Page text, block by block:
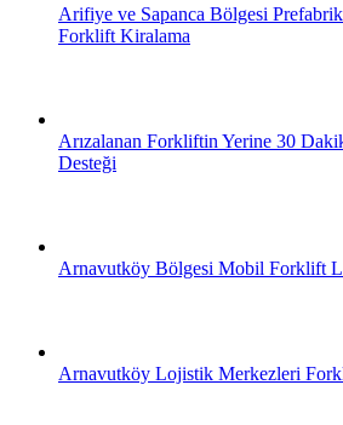
Arifiye ve Sapanca Bölgesi
Forklift Kiralama
Arızalanan Forkliftin Yerine 30
Desteği
Arnavutköy Bölgesi Mobil Forklift
Arnavutköy Lojistik Merkezleri